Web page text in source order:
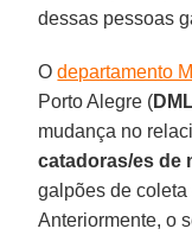
dessas pessoas
Odepartamento
Porto Alegre (
mudança no
catadoras/es de
galpões de
Anteriormente, o